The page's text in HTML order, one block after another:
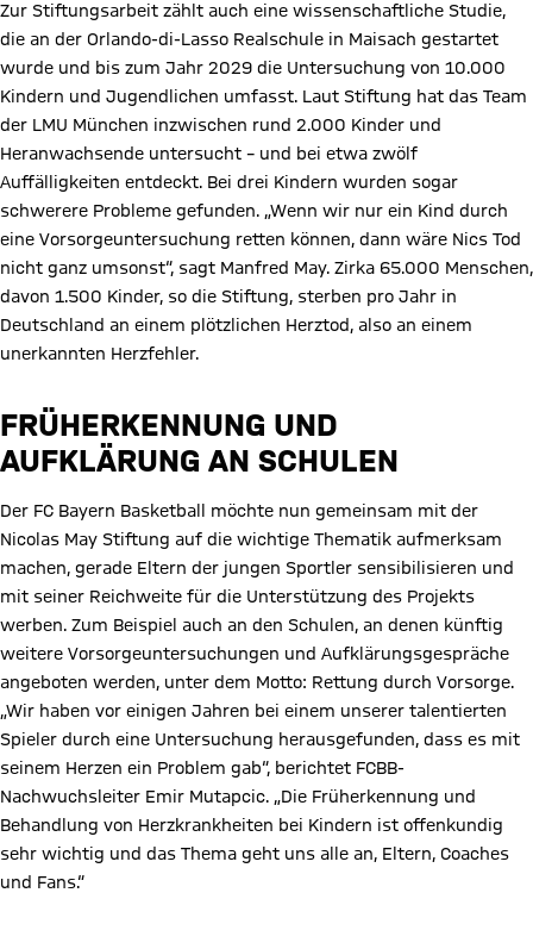
Zur Stiftungsarbeit zählt auch eine wissenschaftliche Studie,
die an der Orlando-di-Lasso Realschule in Maisach gestartet
wurde und bis zum Jahr 2029 die Untersuchung von 10.000
Kindern und Jugendlichen umfasst. Laut Stiftung hat das Team
der LMU München inzwischen rund 2.000 Kinder und
Heranwachsende untersucht – und bei etwa zwölf
Auffälligkeiten entdeckt. Bei drei Kindern wurden sogar
schwerere Probleme gefunden. „Wenn wir nur ein Kind durch
eine Vorsorgeuntersuchung retten können, dann wäre Nics Tod
nicht ganz umsonst“, sagt Manfred May. Zirka 65.000 Menschen,
davon 1.500 Kinder, so die Stiftung, sterben pro Jahr in
Deutschland an einem plötzlichen Herztod, also an einem
unerkannten Herzfehler.
FRÜHERKENNUNG UND
AUFKLÄRUNG AN SCHULEN
Der FC Bayern Basketball möchte nun gemeinsam mit der
Nicolas May Stiftung auf die wichtige Thematik aufmerksam
machen, gerade Eltern der jungen Sportler sensibilisieren und
mit seiner Reichweite für die Unterstützung des Projekts
werben. Zum Beispiel auch an den Schulen, an denen künftig
weitere Vorsorgeuntersuchungen und Aufklärungsgespräche
angeboten werden, unter dem Motto: Rettung durch Vorsorge.
„Wir haben vor einigen Jahren bei einem unserer talentierten
Spieler durch eine Untersuchung herausgefunden, dass es mit
seinem Herzen ein Problem gab“, berichtet FCBB-
Nachwuchsleiter Emir Mutapcic. „Die Früherkennung und
Behandlung von Herzkrankheiten bei Kindern ist offenkundig
sehr wichtig und das Thema geht uns alle an, Eltern, Coaches
und Fans.“